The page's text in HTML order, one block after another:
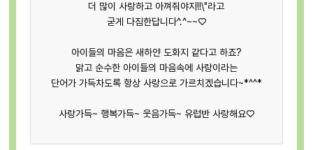
더 많이 사랑하고 아껴줘야지!!\"라고
굳게 다짐한답니다^.^~~♡
아이들의 마음은 새하얀 도화지 같다고 하죠?
맑고 순수한 아이들의 마음속에 사랑이라는
단어가 가득차도록 항상 사랑으로 가르치겠습니다~*^^*
사랑가득~ 행복가득~ 웃음가득~ 유럽반 사랑해요♡